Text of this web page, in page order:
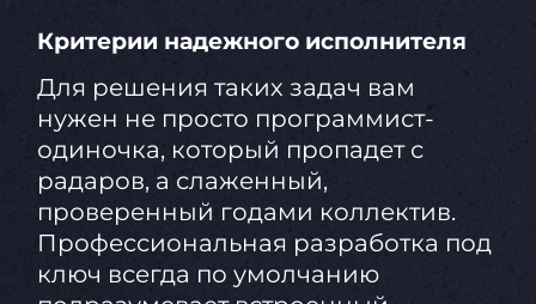
Критерии надежного исполнителя
Для решения таких задач вам
нужен не просто программист-
одиночка, который пропадет с
радаров, а слаженный,
проверенный годами коллектив.
Профессиональная разработка под
ключ всегда по умолчанию